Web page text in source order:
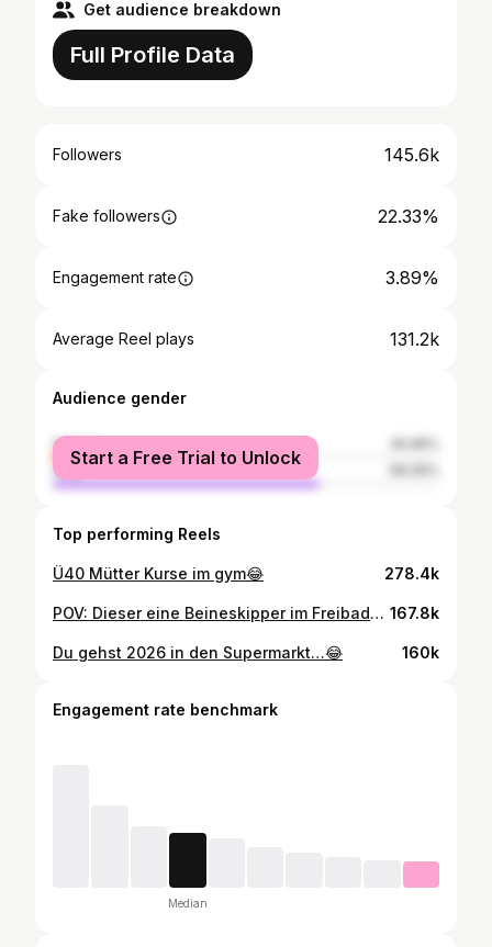
Get audience breakdown
Full Profile Data
Followers 145.6k
Fake followers 22.33%
Engagement rate 3.89%
Average Reel plays 131.2k
Audience gender
female
male
Start a Free Trial to Unlock
Top performing Reels
Ü40 Mütter Kurse im gym😂 278.4k
POV: Dieser eine Beineskipper im Freibad…💦🦵 167.8k
Du gehst 2026 in den Supermarkt…😂 160k
Engagement rate benchmark
Median